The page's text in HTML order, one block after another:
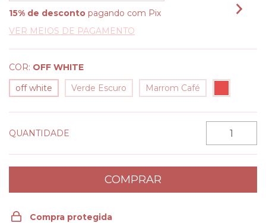
15% de desconto pagando com Pix
VER MEIOS DE PAGAMENTO
COR: OFF WHITE
off white
Verde Escuro Marrom Café
QUANTIDADE
Compra protegida